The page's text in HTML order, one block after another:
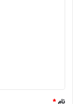
نام*